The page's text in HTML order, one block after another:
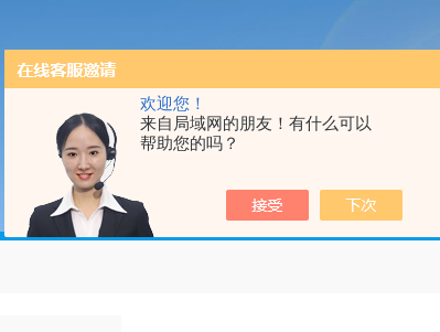
欢迎您！
来自局域网的朋友！有什么可以
帮助您的吗？
首页 产品中心 测